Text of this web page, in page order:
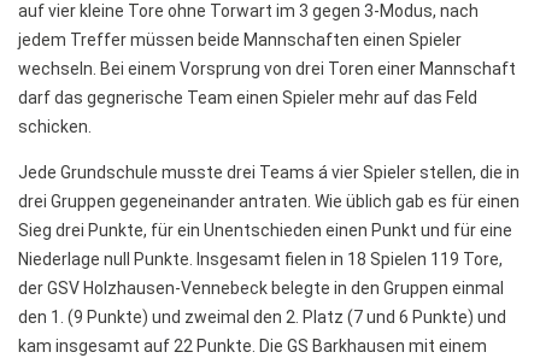
Stadtbücherei
Wirtschaft
Förderverein
Sitzungen und Protokolle
Neue Fünftklässler*innen
Unsere Schule
auf vier kleine Tore ohne Torwart im 3 gegen 3-Modus, nach
jedem Treffer müssen beide Mannschaften einen Spieler
wechseln. Bei einem Vorsprung von drei Toren einer Mannschaft
darf das gegnerische Team einen Spieler mehr auf das Feld
schicken.
Jede Grundschule musste drei Teams á vier Spieler stellen, die in
drei Gruppen gegeneinander antraten. Wie üblich gab es für einen
Sieg drei Punkte, für ein Unentschieden einen Punkt und für eine
Niederlage null Punkte. Insgesamt fielen in 18 Spielen 119 Tore,
der GSV Holzhausen-Vennebeck belegte in den Gruppen einmal
den 1. (9 Punkte) und zweimal den 2. Platz (7 und 6 Punkte) und
kam insgesamt auf 22 Punkte. Die GS Barkhausen mit einem